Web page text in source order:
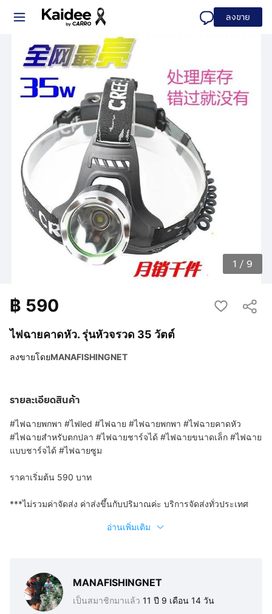
ลงขาย
1 / 9
ไฟฉายคาดหัว. รุ่นหัวจรวด 35 วัตต์
฿ 590
ลงขายโดยMANAFISHINGNET
รายละเอียดสินค้า
#ไฟฉายพกพา #ไฟled #ไฟฉาย #ไฟฉายพกพา #ไฟฉายคาดหัว
#ไฟฉายสำหรับตกปลา #ไฟฉายชาร์จได้ #ไฟฉายขนาดเล็ก #ไฟฉาย
แบบชาร์จได้ #ไฟฉายซูม
ราคาเริ่มต้น 590 บาท
***ไม่รวมค่าจัดส่ง ค่าส่งขึ้นกับปริมาณค่ะ บริการจัดส่งทั่วประเทศ
อ่านเพิ่มเติม
MANAFISHINGNET
เป็นสมาชิกมาแล้ว 11 ปี 9 เดือน 14 วัน